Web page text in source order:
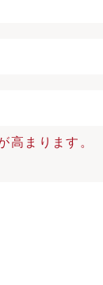
高まります。